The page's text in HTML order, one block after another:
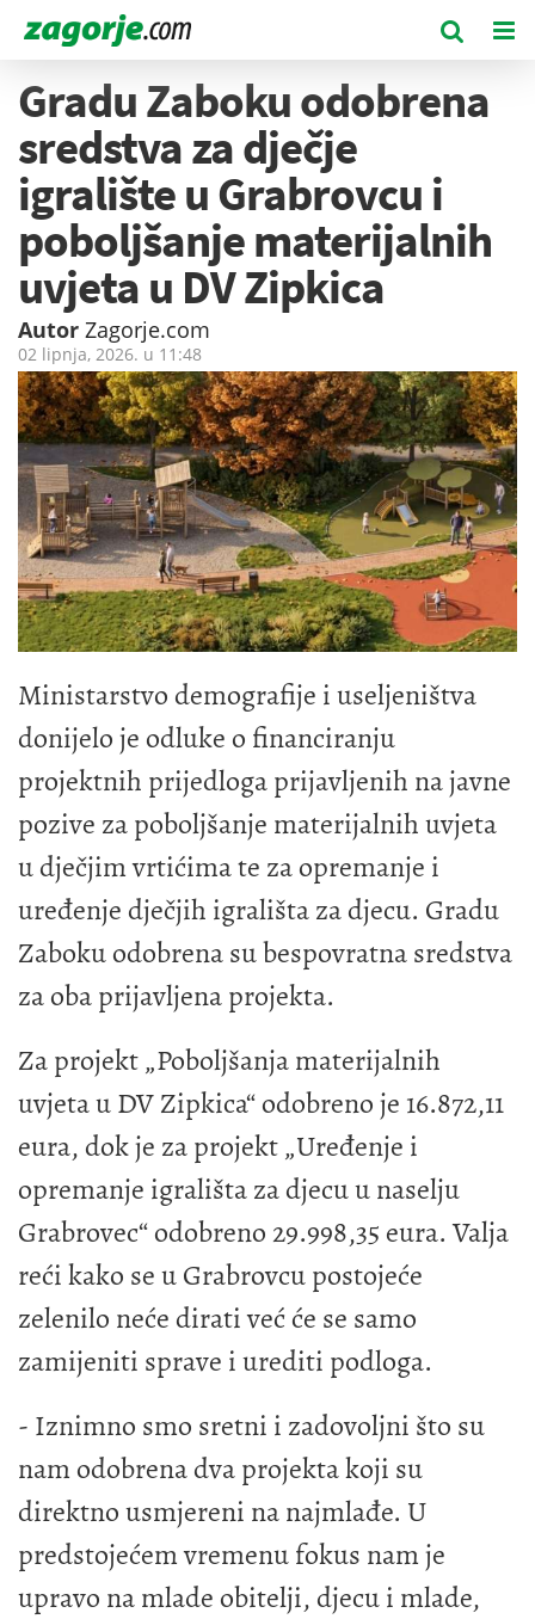
Gradu Zaboku odobrena
sredstva za dječje
igralište u Grabrovcu i
poboljšanje materijalnih
uvjeta u DV Zipkica
Autor Zagorje.com
02 lipnja, 2026. u 11:48
Ministarstvo demografije i useljeništva
donijelo je odluke o financiranju
projektnih prijedloga prijavljenih na javne
pozive za poboljšanje materijalnih uvjeta
u dječjim vrtićima te za opremanje i
uređenje dječjih igrališta za djecu. Gradu
Zaboku odobrena su bespovratna sredstva
za oba prijavljena projekta.
Za projekt „Poboljšanja materijalnih
uvjeta u DV Zipkica“ odobreno je 16.872,11
eura, dok je za projekt „Uređenje i
opremanje igrališta za djecu u naselju
Grabrovec“ odobreno 29.998,35 eura. Valja
reći kako se u Grabrovcu postojeće
zelenilo neće dirati već će se samo
zamijeniti sprave i urediti podloga.
- Iznimno smo sretni i zadovoljni što su
nam odobrena dva projekta koji su
direktno usmjereni na najmlađe. U
predstojećem vremenu fokus nam je
upravo na mlade obitelji, djecu i mlade,